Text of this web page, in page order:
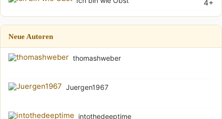
4+
Neue Autoren
thomashweber
Juergen1967
intothedeeptime